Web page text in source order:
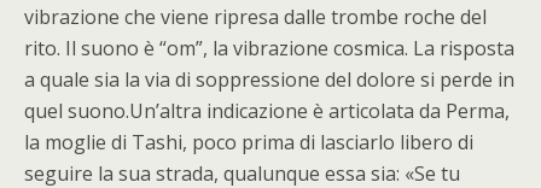
vibrazione che viene ripresa dalle trombe roche del
rito. Il suono è “om”, la vibrazione cosmica. La risposta
a quale sia la via di soppressione del dolore si perde in
quel suono.Un’altra indicazione è articolata da Perma,
la moglie di Tashi, poco prima di lasciarlo libero di
seguire la sua strada, qualunque essa sia: «Se tu